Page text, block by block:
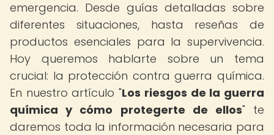
emergencia. Desde guías detalladas sobre
diferentes situaciones, hasta reseñas de
productos esenciales para la supervivencia.
Hoy queremos hablarte sobre un tema
crucial: la protección contra guerra química.
En nuestro artículo "Los riesgos de la guerra
química y cómo protegerte de ellos" te
daremos toda la información necesaria para